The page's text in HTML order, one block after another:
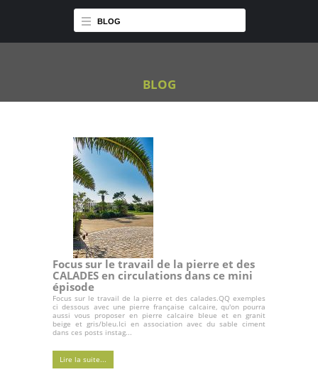
BLOG
BLOG
Focus sur le travail de la pierre et des
CALADES en circulations dans ce mini
épisode
Focus sur le travail de la pierre et des calades.QQ exemples
ci dessous avec une pierre française calcaire, qu'on pourra
aussi vous proposer en pierre calcaire bleue et en granit
beige et gris/bleu.Ici en association avec du sable ciment
dans ces posts instag...
Lire la suite...